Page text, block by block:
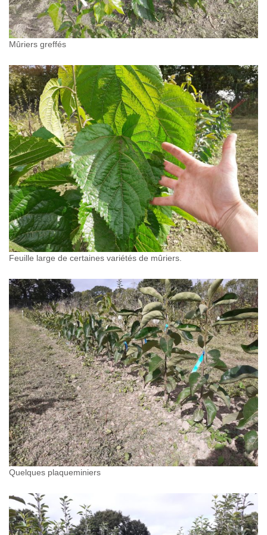
Mûriers greffés
Feuille large de certaines variétés de mûriers.
Quelques plaqueminiers